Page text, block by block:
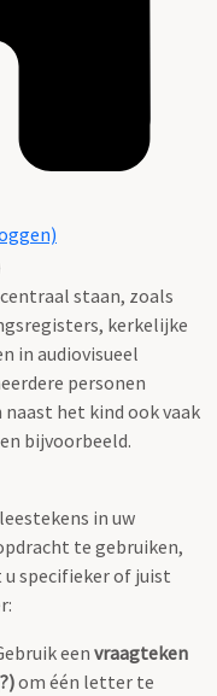
staan, zoals
kerkelijke
in audiovisueel
personen
het kind ook vaak
bijvoorbeeld.
in uw
te gebruiken,
u specifieker of juist
eenvraagteken
om één letter te